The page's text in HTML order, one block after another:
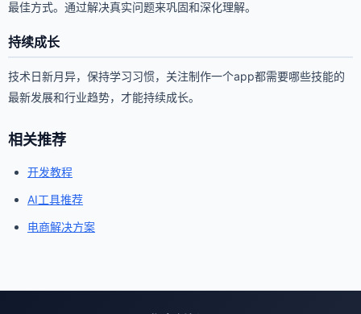
最佳方式。通过解决真实问题来巩固和深化理解。
持续成长
技术日新月异，保持学习习惯，关注制作一个app都需要哪些技能的
最新发展和行业趋势，才能持续成长。
相关推荐
开发教程
AI工具推荐
电商解决方案